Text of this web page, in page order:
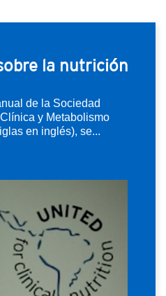
la nutrición
de la Sociedad
y Metabolismo
en inglés), se...